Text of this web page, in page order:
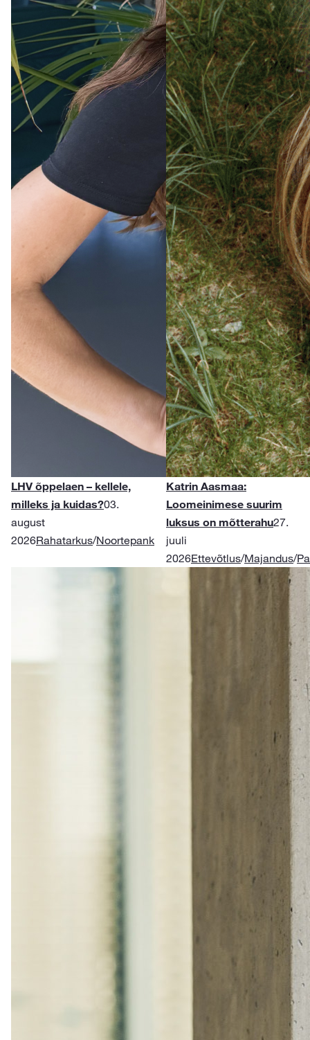
LHV õppelaen – kellele,
milleks ja kuidas?03.
august
2026Rahatarkus/Noortepank
Katrin Aasmaa:
Loomeinimese suurim
luksus on mõtterahu27.
juuli
2026Ettevõtlus/Majandus/